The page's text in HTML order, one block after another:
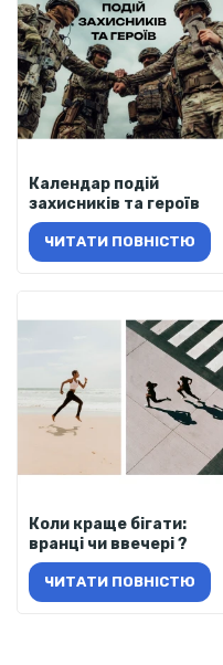
Календар подій
захисників та героїв
ЧИТАТИ ПОВНІСТЮ
Коли краще бігати:
вранці чи ввечері ?
ЧИТАТИ ПОВНІСТЮ